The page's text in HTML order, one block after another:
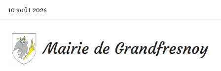
Aller
contenu
10 août 2026